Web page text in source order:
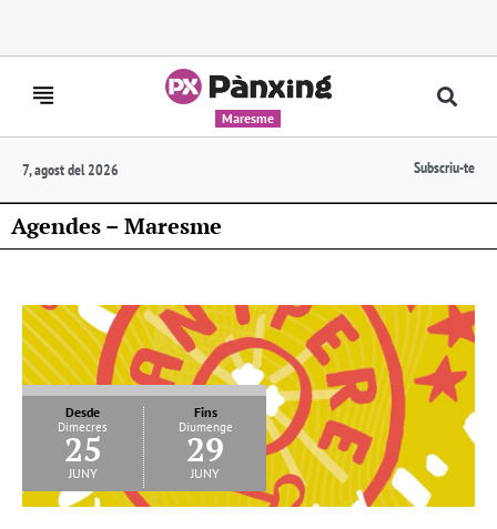
Maresme
7, agost del 2026 Subscriu-te
Agendes – Maresme
Desde
Dimecres
25
juny
Fins
Diumenge
29
juny